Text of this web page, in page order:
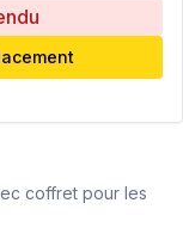
coffret pour les